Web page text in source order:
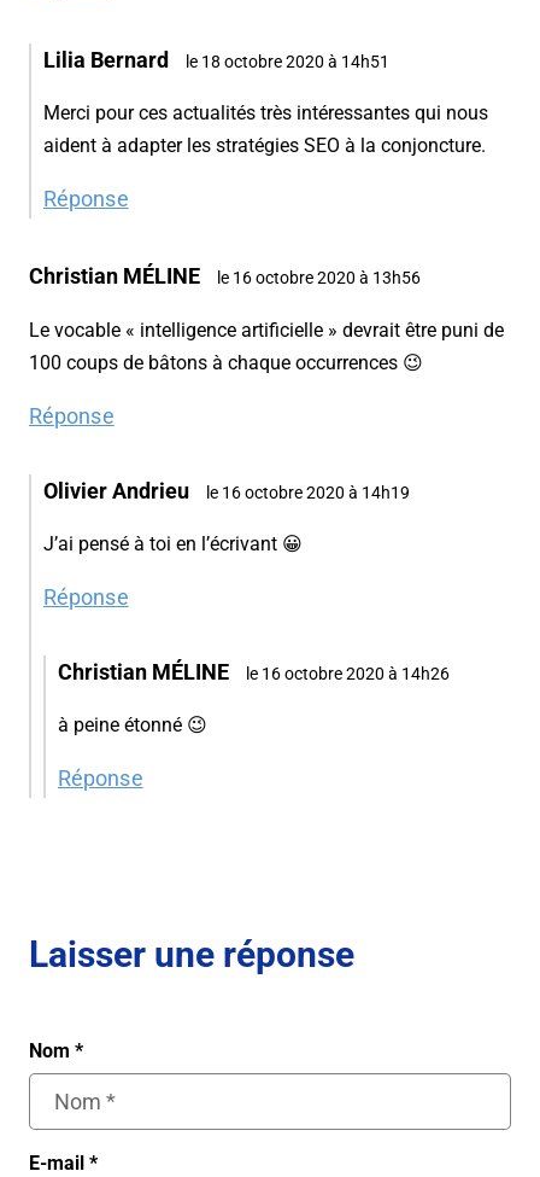
Lilia Bernard le 18 octobre 2020 à 14h51
Merci pour ces actualités très intéressantes qui nous
aident à adapter les stratégies SEO à la conjoncture.
Réponse
Christian MÉLINE le 16 octobre 2020 à 13h56
Le vocable « intelligence artificielle » devrait être puni de
100 coups de bâtons à chaque occurrences 😉
Réponse
Olivier Andrieu le 16 octobre 2020 à 14h19
J’ai pensé à toi en l’écrivant 😀
Réponse
Christian MÉLINE le 16 octobre 2020 à 14h26
à peine étonné 😉
Réponse
Laisser une réponse
Nom *
E-mail *